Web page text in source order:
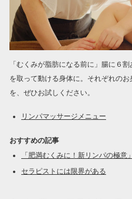
「むくみが脂肪になる前に」腸に６
を取って動ける身体に。それぞれの
を、ぜひお試しください。
リンパマッサージメニュー
おすすめの記事
「肥満むくみに！新リンパの極
セラピストには限界がある